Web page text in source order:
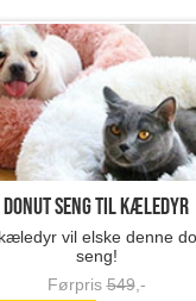
Donut seng til kæledyr
vil elske denne
seng!
Førpris549,-